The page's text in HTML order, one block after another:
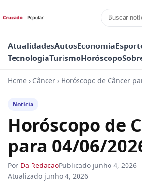
AtualidadesAutosEconomia
TecnologiaTurismoHoróscopo
Home › Câncer › Horóscopo de Câncer
Notícia
Horóscopo de
para 04/06/
Por Da RedacaoPublicado junho 4, 2026
Atualizado junho 4, 2026